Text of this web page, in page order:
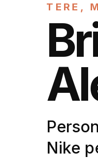
TERE,
Nike